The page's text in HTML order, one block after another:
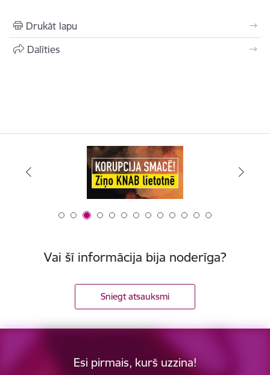
Drukāt lapu
Dalīties
Vai šī informācija bija noderīga?
Sniegt atsauksmi
Esi pirmais, kurš uzzina!